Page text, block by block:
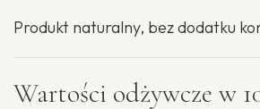
Produkt naturalny, bez dodatku
Wartości odżywcze w